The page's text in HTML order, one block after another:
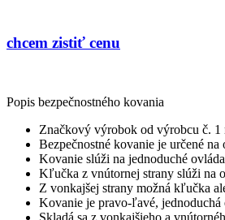
chcem zistiť cenu
Popis bezpečnostného kovania
Značkový výrobok od výrobcu č. 1
Bezpečnostné kovanie je určené
Kovanie slúži na jednoduché
Kľučka z vnútornej strany slúži na
Z vonkajšej strany možná kľučka
Kovanie je pravo-ľavé, jednoduchá
Skladá sa z vonkajšieho a